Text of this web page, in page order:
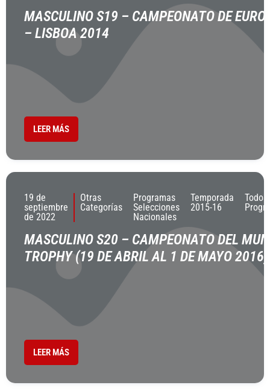
MASCULINO S19 – CAMPEONATO DE
– LISBOA 2014
LEER MÁS
19 de
septiembre
de 2022
Otras
Categorías
Programas
Selecciones
Nacionales
Temporada
2015-16
MASCULINO S20 – CAMPEONATO DEL
TROPHY (19 DE ABRIL AL 1 DE MAYO 2016)
LEER MÁS